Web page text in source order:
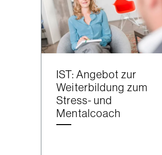
IST: Angebot zur
Weiterbildung zum
Stress- und
Mentalcoach